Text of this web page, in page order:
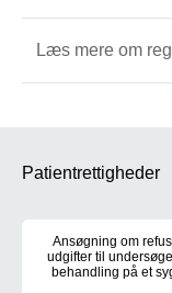
Læs mere om
Patientrettigheder
Ansøgning om
udgifter til
behandling på et